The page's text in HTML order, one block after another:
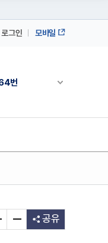
로그인 모바일
채널안내 펼쳐
번
번
공유